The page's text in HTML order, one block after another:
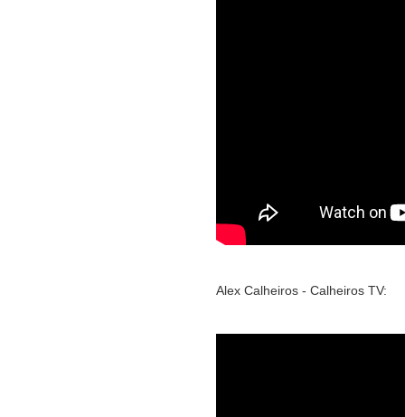
Alex Calheiros - Calheiros TV: